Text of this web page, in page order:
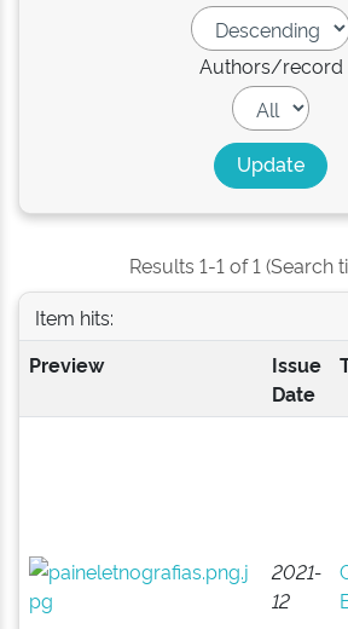
Authors/record
Results 1-1 of 1 (Search
Item hits:
Preview
Issue
Date
2021-
12